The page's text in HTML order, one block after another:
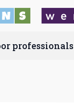
professionals